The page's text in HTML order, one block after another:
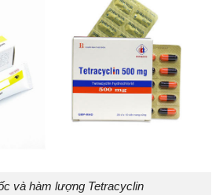
và hàm lượng Tetracyclin